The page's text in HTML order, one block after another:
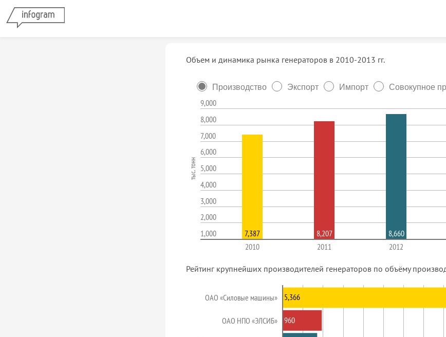
Объем и динамика рынка генераторов в 2010-2013 гг.
Производство Экспорт Импорт Совокупное
9,000
8,000
7,000
6,000
5,000
4,000
3,000
2,000
1,000
2010
2011 2012
7,387 8,207 8,660
тыс. тонн
Рейтинг крупнейших производителей генераторов по объёму
ОАО «Силовые машины»
ОАО НПО «ЭЛСИБ»
5,366
960